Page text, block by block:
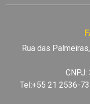
Rua das
Tel:+55 21 2536-